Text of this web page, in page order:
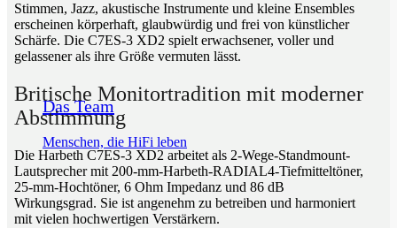
Das Team
Menschen, die HiFi leben
Stimmen, Jazz, akustische Instrumente und kleine Ensembles
erscheinen körperhaft, glaubwürdig und frei von künstlicher
Schärfe. Die C7ES-3 XD2 spielt erwachsener, voller und
gelassener als ihre Größe vermuten lässt.
Britische Monitortradition mit moderner
Abstimmung
Die Harbeth C7ES-3 XD2 arbeitet als 2-Wege-Standmount-
Lautsprecher mit 200-mm-Harbeth-RADIAL4-Tiefmitteltöner,
25-mm-Hochtöner, 6 Ohm Impedanz und 86 dB
Wirkungsgrad. Sie ist angenehm zu betreiben und harmoniert
mit vielen hochwertigen Verstärkern.